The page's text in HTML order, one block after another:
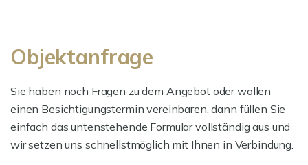
Objektanfrage
Sie haben noch Fragen zu dem Angebot oder wollen
einen Besichtigungstermin vereinbaren, dann füllen Sie
einfach das untenstehende Formular vollständig aus und
wir setzen uns schnellstmöglich mit Ihnen in Verbindung.